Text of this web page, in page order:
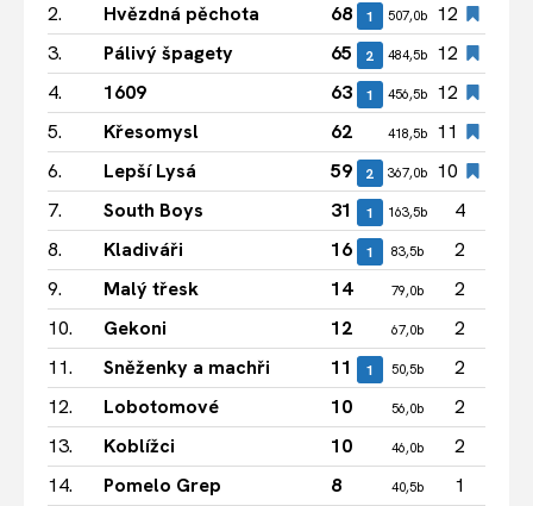
2.
Hvězdná pěchota 68 1 507,0b
12
3.
Pálivý špagety 65 2 484,5b
12
4.
1609 63 1 456,5b
12
5.
Křesomysl 62 418,5b
11
6.
Lepší Lysá 59 2 367,0b
10
7.
South Boys 31 1 163,5b
4
8.
Kladiváři 16 1 83,5b
2
9.
Malý třesk 14 79,0b
2
10.
Gekoni 12 67,0b
2
11.
Sněženky a machři 11 1 50,5b
2
12.
Lobotomové 10 56,0b
2
13.
Koblížci 10 46,0b
2
14.
Pomelo Grep 8 40,5b 1